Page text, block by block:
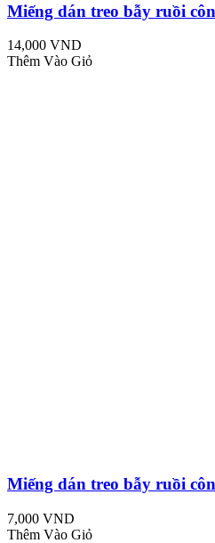
Miếng dán treo bẫy ruồi
14,000 VND
Thêm Vào Giỏ
Miếng dán treo bẫy ruồi
7,000 VND
Thêm Vào Giỏ